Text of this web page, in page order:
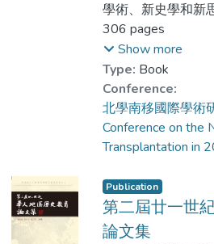
學術、新史學和新
傳統文化一起流播
亞等地。這些學人
校，讓學術靈根深
者，並與香港的歷
移」遂為一時代精
港的新亞研究所和
角色，不僅成為當
306 pages
Show more
Type: Book
Conference:
北學南移國際學術
Conference on the
Transplantation in
Publication
第二屆廿一世
論文集